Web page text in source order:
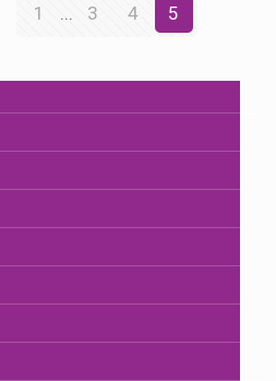
1 ... 3 4 5